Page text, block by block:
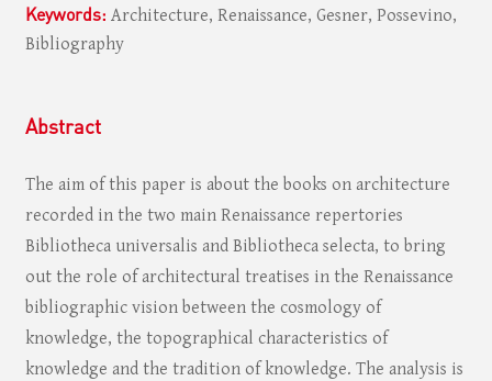
Keywords: Architecture, Renaissance, Gesner, Possevino,
Bibliography
Abstract
The aim of this paper is about the books on architecture
recorded in the two main Renaissance repertories
Bibliotheca universalis and Bibliotheca selecta, to bring
out the role of architectural treatises in the Renaissance
bibliographic vision between the cosmology of
knowledge, the topographical characteristics of
knowledge and the tradition of knowledge. The analysis is